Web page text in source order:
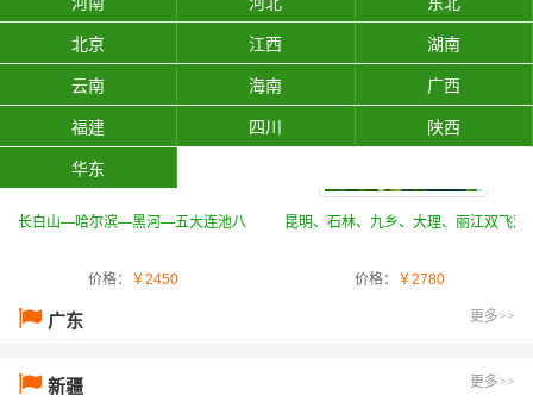
北京
江西
湖南
云南
海南
广西
福建
四川
陕西
华东
热卖线路Hot
长白山—哈尔滨—黑河—五大连池八日北国风光游
价格： ￥2450
昆明、石林、九乡、大理、丽江双飞双
价格： ￥2780
广东 更多>>
新疆 更多>>